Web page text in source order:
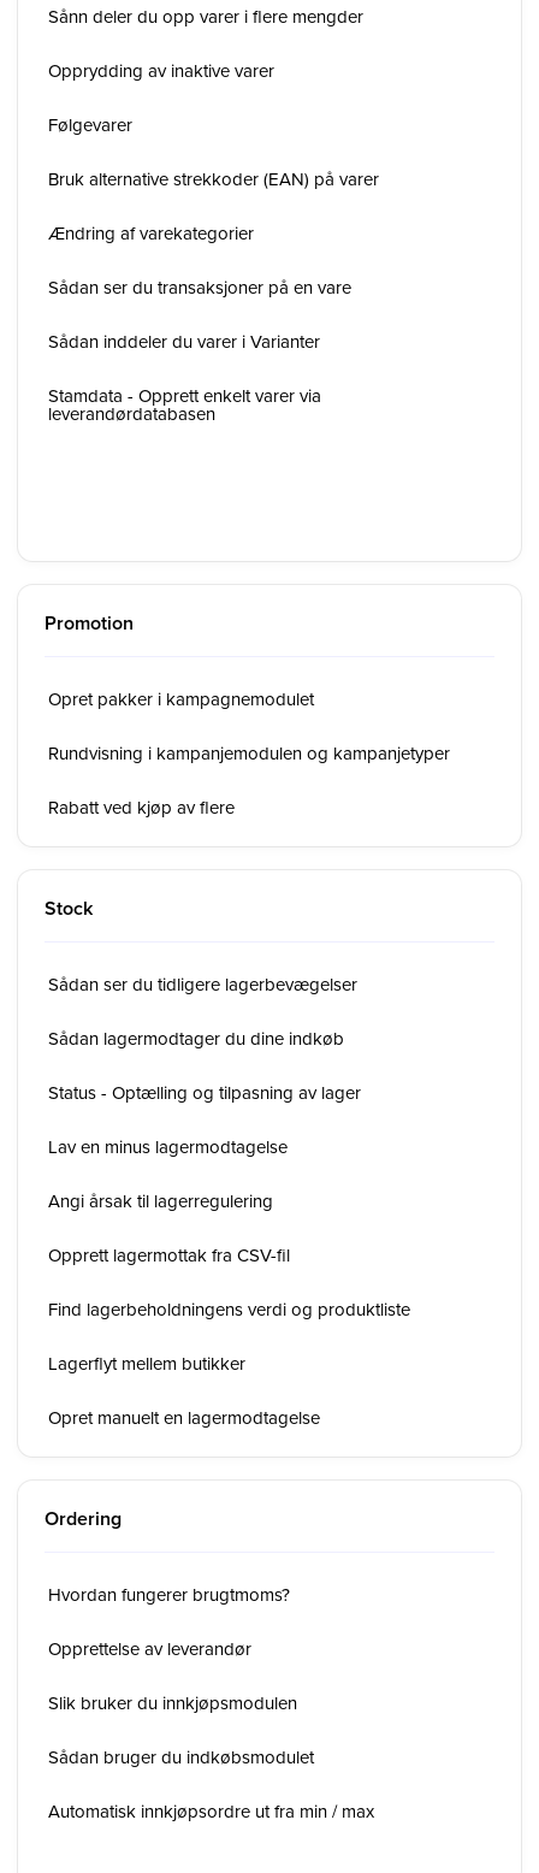
Sånn deler du opp varer i flere mengder
Opprydding av inaktive varer
Følgevarer
Bruk alternative strekkoder (EAN) på varer
Ændring af varekategorier
Sådan ser du transaksjoner på en vare
Sådan inddeler du varer i Varianter
Stamdata - Opprett enkelt varer via
leverandørdatabasen
Promotion
Opret pakker i kampagnemodulet
Rundvisning i kampanjemodulen og kampanjetyper
Rabatt ved kjøp av flere
Stock
Sådan ser du tidligere lagerbevægelser
Sådan lagermodtager du dine indkøb
Status - Optælling og tilpasning av lager
Lav en minus lagermodtagelse
Angi årsak til lagerregulering
Opprett lagermottak fra CSV-fil
Find lagerbeholdningens verdi og produktliste
Lagerflyt mellem butikker
Opret manuelt en lagermodtagelse
Ordering
Hvordan fungerer brugtmoms?
Opprettelse av leverandør
Slik bruker du innkjøpsmodulen
Sådan bruger du indkøbsmodulet
Automatisk innkjøpsordre ut fra min / max